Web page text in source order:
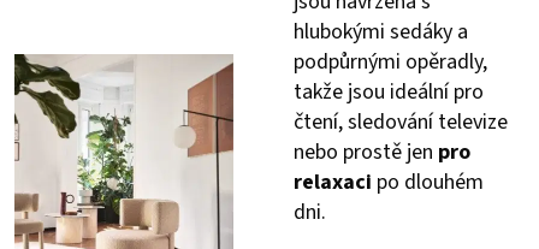
hlubokými sedáky a
podpůrnými opěradly,
takže jsou ideální pro
čtení, sledování televize
nebo prostě jen pro
relaxaci po dlouhém
dni.